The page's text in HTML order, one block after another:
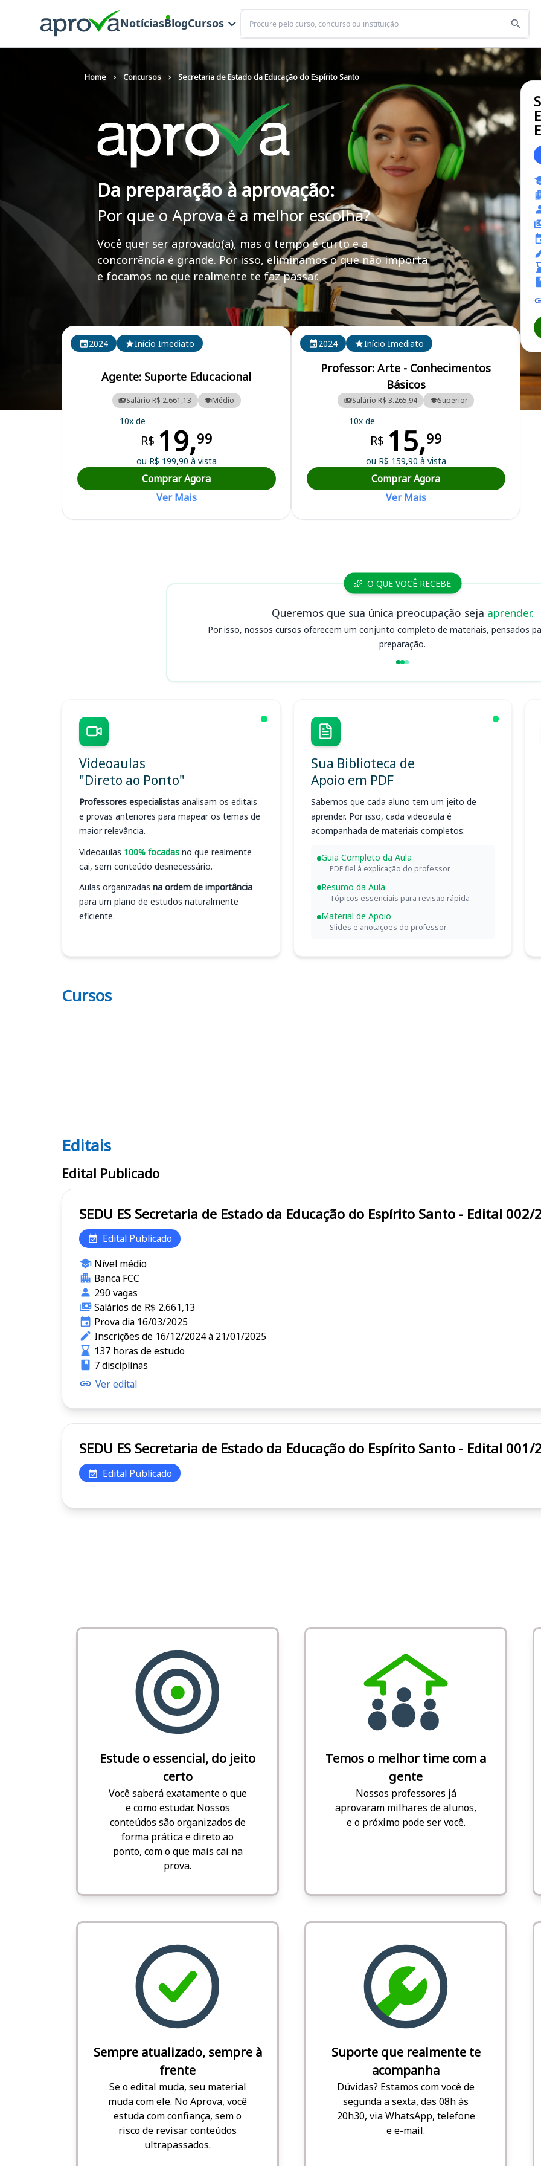
NotíciasBlogCursos
Buscar
Home Concursos Secretaria de Estado da Educação do Espírito Santo
Da preparação à aprovação:
Por que o Aprova é a melhor escolha?
Você quer ser aprovado(a), mas o tempo é curto e a
concorrência é grande. Por isso, eliminamos o que não importa
e focamos no que realmente te faz passar.
Curso Preparatório para o Concurso SEDU ES - Secretaria de Estado da Educação do Espírito Santo
Cursos em destaque para passar no concurso SEDU ES
2024
Início Imediato
Agente: Suporte Educacional
Salário R$ 2.661,13 Médio
10x de
R$ 19,99
ou R$ 199,90 à vista
Comprar Agora
Ver Mais
2024 Início Imediato
Professor: Arte - Conhecimentos
Básicos
Salário R$ 3.265,94 Superior
10x de
R$ 15,99
ou R$ 159,90 à vista
Comprar Agora
Ver Mais
Cursos SEDU ES O QUE VOCÊ RECEBE
Queremos que sua única preocupação seja aprender.
Por isso, nossos cursos oferecem um conjunto completo de materiais, pensados
preparação.
Videoaulas
"Direto ao Ponto"
Professores especialistas analisam os editais
e provas anteriores para mapear os temas de
maior relevância.
Videoaulas 100% focadas no que realmente
cai, sem conteúdo desnecessário.
Aulas organizadas na ordem de importância
para um plano de estudos naturalmente
eficiente.
Sua Biblioteca de
Apoio em PDF
Sabemos que cada aluno tem um jeito de
aprender. Por isso, cada videoaula é
acompanhada de materiais completos:
Guia Completo da Aula
PDF fiel à explicação do professor
Resumo da Aula
Tópicos essenciais para revisão rápida
Material de Apoio
Slides e anotações do professor
Cursos
Editais SEDU ES
Editais
Edital Publicado
SEDU ES Secretaria de Estado da Educação do Espírito Santo - Edital
Edital Publicado
Nível médio
Banca FCC
290 vagas
Salários de R$ 2.661,13
Prova dia 16/03/2025
Inscrições de 16/12/2024 à 21/01/2025
137 horas de estudo
7 disciplinas
Ver edital
SEDU ES Secretaria de Estado da Educação do Espírito Santo - Edital
Edital Publicado
Estude o essencial, do jeito
certo
Você saberá exatamente o que
e como estudar. Nossos
conteúdos são organizados de
forma prática e direto ao
ponto, com o que mais cai na
prova.
Temos o melhor time com a
gente
Nossos professores já
aprovaram milhares de alunos,
e o próximo pode ser você.
Sempre atualizado, sempre à
frente
Se o edital muda, seu material
muda com ele. No Aprova, você
estuda com confiança, sem o
risco de revisar conteúdos
ultrapassados.
Suporte que realmente te
acompanha
Dúvidas? Estamos com você de
segunda a sexta, das 08h às
20h30, via WhatsApp, telefone
e e-mail.